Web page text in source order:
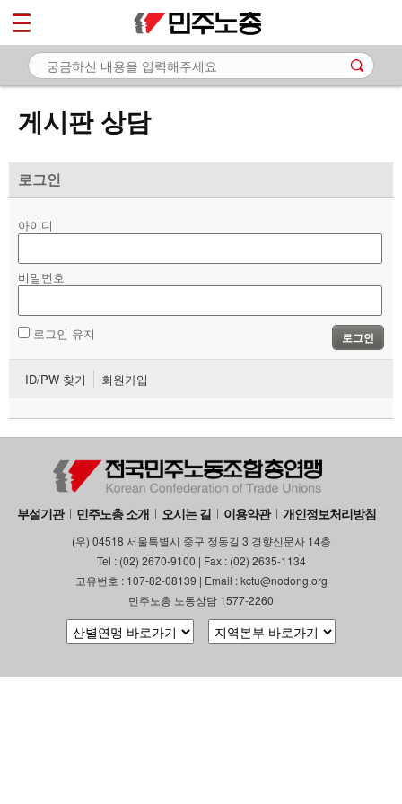
게시판 상담
로그인
아이디
비밀번호
로그인 유지 로그인
ID/PW 찾기 회원가입
부설기관 민주노총 소개 오시는 길 이용약관 개인정보처리방침
(우) 04518 서울특별시 중구 정동길 3 경향신문사 14층
Tel : (02) 2670-9100 | Fax : (02) 2635-1134
고유번호 : 107-82-08139 | Email : kctu@nodong.org
민주노총 노동상담 1577-2260
마이페이지
소개
노동상담
- 게시판 상담
- 바로보기
- 찾아보기
- 전국 노동상담소 안내
자료
부설기관